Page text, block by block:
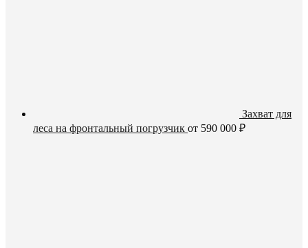
Захват для
леса на фронтальный погрузчик от 590 000 ₽